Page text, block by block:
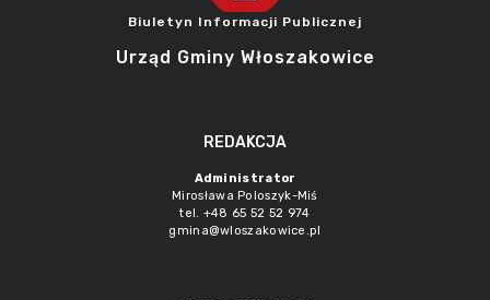
Biuletyn Informacji Publicznej
Urząd Gminy Włoszakowice
REDAKCJA
Administrator
Mirosława Poloszyk-Miś
tel. +48 65 52 52 974
gmina@wloszakowice.pl